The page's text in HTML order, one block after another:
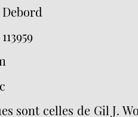
sont celles de Gil J.